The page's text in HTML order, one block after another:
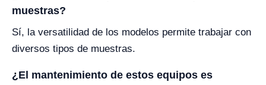
muestras?
Sí, la versatilidad de los modelos permite trabajar con
diversos tipos de muestras.
¿El mantenimiento de estos equipos es